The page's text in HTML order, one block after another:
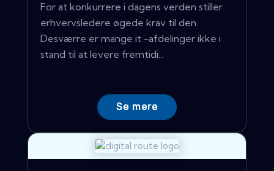
For at konkurrere i dagens verden stiller
erhvervsledere øgede krav til den.
Desværre er mange it -afdelinger ikke i
stand til at levere fremtidi...
Se mere